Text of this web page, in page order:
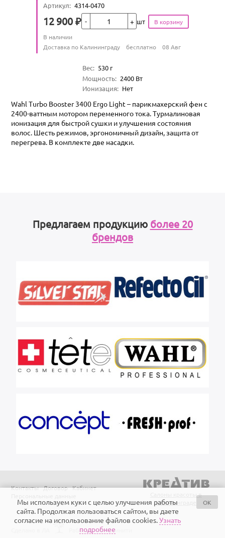
Артикул: 4314-0470
Цена
12 900 ₽ шт
Количество
В наличии
Условия доставки
Доставка по Калининграду бесплатно 08 Авг
Характеристики
Вес: 530 г
Мощность: 2400 Вт
Ионизация: Нет
Wahl Turbo Booster 3400 Ergo Light – парикмахерский фен с
2400-ваттным мотором переменного тока. Турмалиновая
ионизация для быстрой сушки и улучшения состояния
волос. Шесть режимов, эргономичный дизайн, защита от
перегрева. В комплекте две насадки.
Предлагаем продукцию более 20
брендов
Контакты Договор Кабинет
Салоны красоты в
Калининграде
Работает на Айтинити
Мы используем куки с целью улучшения работы
сайта. Продолжая пользоваться сайтом, вы даете
согласие на использование файлов cookies.Узнать
подробнее
OK